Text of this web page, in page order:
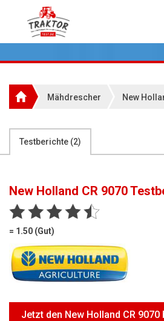
Home
Motorsägen
Hoflader
Über 7.000
Mähdrescher New
Testberichte (2)
New Holland CR 9070
= 1.50 (Gut)
Jetzt den New Holland CR 9070